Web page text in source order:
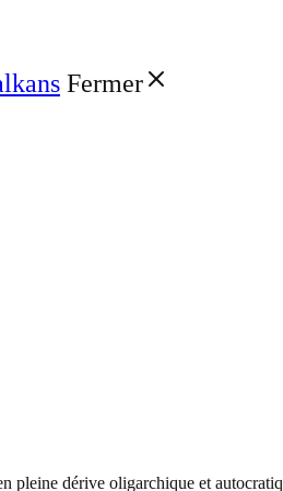
Fermer
pleine dérive oligarchique et